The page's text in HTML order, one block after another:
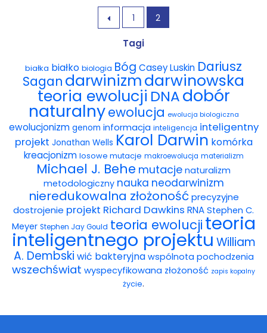
 1 2
Tagi
białka białko biologia Bóg Casey Luskin Dariusz
Sagan darwinizmdarwinowska
teoria ewolucji DNAdobór
naturalnyewolucja ewolucja biologiczna
ewolucjonizm genom informacja inteligencja inteligentny
projekt Jonathan Wells Karol Darwin komórka
kreacjonizm losowe mutacje makroewolucja materializm
Michael J. Behe mutacje naturalizm
metodologiczny nauka neodarwinizm
nieredukowalna złożoność precyzyjne
dostrojenie projekt Richard Dawkins RNA Stephen C.
Meyer Stephen Jay Gould teoria ewolucji teoria
inteligentnego projektu William
A. Dembski wić bakteryjna wspólnota pochodzenia
wszechświat wyspecyfikowana złożoność zapis kopalny
życie.